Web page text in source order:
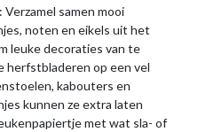
: Verzamel samen mooi
noten en eikels uit het
leuke decoraties van te
herfstbladeren op een vel
kabouters en
kunnen ze extra laten
met wat sla- of